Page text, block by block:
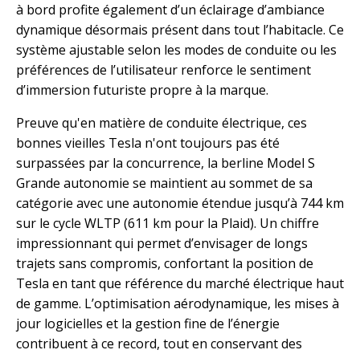
à bord profite également d’un éclairage d’ambiance
dynamique désormais présent dans tout l’habitacle. Ce
système ajustable selon les modes de conduite ou les
préférences de l’utilisateur renforce le sentiment
d’immersion futuriste propre à la marque.
Preuve qu'en matière de conduite électrique, ces
bonnes vieilles Tesla n'ont toujours pas été
surpassées par la concurrence, la berline Model S
Grande autonomie se maintient au sommet de sa
catégorie avec une autonomie étendue jusqu’à 744 km
sur le cycle WLTP (611 km pour la Plaid). Un chiffre
impressionnant qui permet d’envisager de longs
trajets sans compromis, confortant la position de
Tesla en tant que référence du marché électrique haut
de gamme. L’optimisation aérodynamique, les mises à
jour logicielles et la gestion fine de l’énergie
contribuent à ce record, tout en conservant des